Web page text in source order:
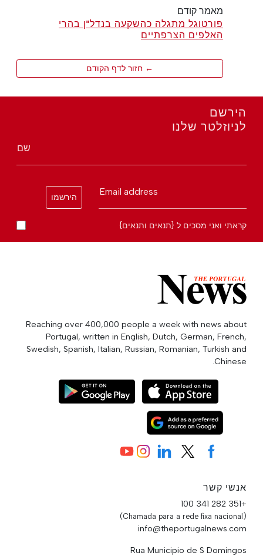
מאמר קודם
פורטוגל מתגלה כהשקעה בנדל"ן בהרי
האלפים הצרפתיים
← חזור לדף הקודם
הירשם
לניוזלטר שלנו
שם
Email address
הירשמו
קראתי ואני מסכים ל {תנאים ותנאים}
Reaching over 400,000 people a week with news about
Portugal, written in English, Dutch, German, French,
Swedish, Spanish, Italian, Russian, Romanian, Turkish and
Chinese.
אנשי קשר
+351 282 341 100
(Chamada para a rede fixa nacional)
info@theportugalnews.com
Rua Municipio de S Domingos